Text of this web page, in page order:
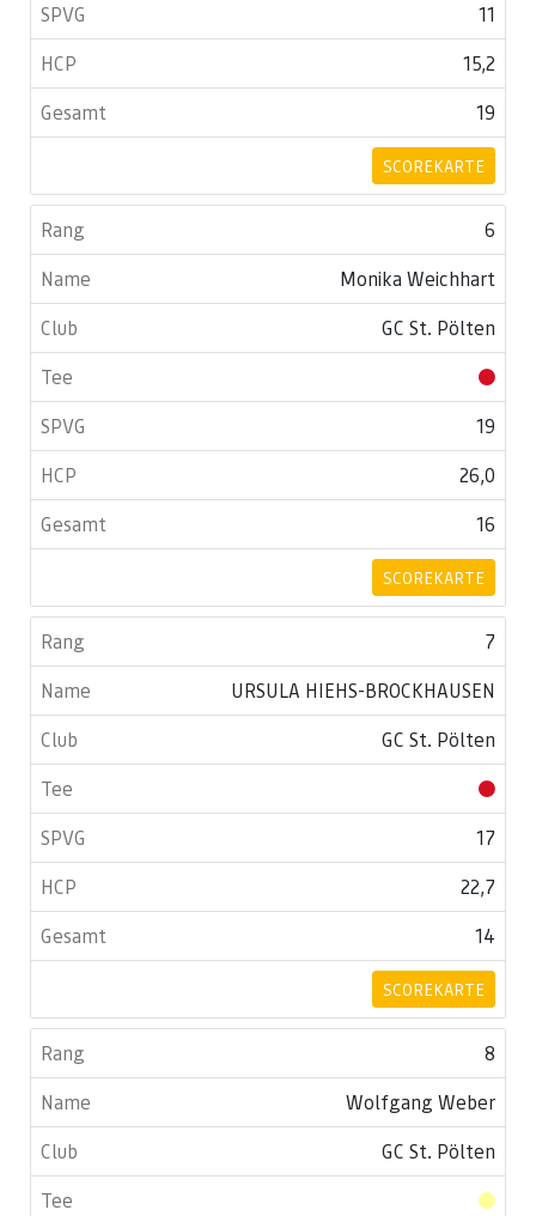
11
15,2
19
SCOREKARTE
6
Monika Weichhart
GC St. Pölten
19
26,0
16
SCOREKARTE
7
URSULA HIEHS-BROCKHAUSEN
GC St. Pölten
17
22,7
14
SCOREKARTE
8
Wolfgang Weber
GC St. Pölten